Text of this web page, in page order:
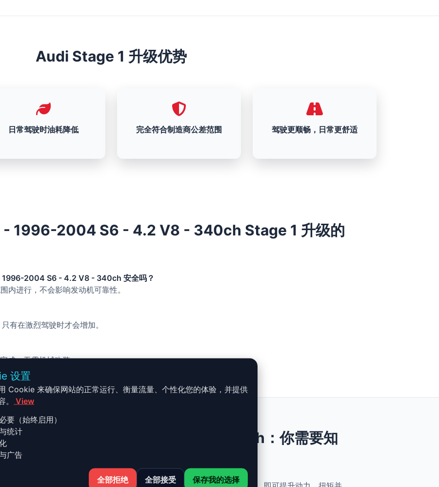
Audi Stage 1 升级优势
日常驾驶时油耗降低 完全符合制造商公差范围 驾驶更顺畅，日常更舒适
- 1996-2004 S6 - 4.2 V8 - 340ch Stage 1 升级的
1996-2004 S6 - 4.2 V8 - 340ch 安全吗？
内进行，不会影响发动机可靠性。
有在激烈驾驶时才会增加。
成，无需机械改装。
C5 - 1996-2004 S6 - 4.2 V8 - 340ch：你需要知
设置
Cookie 来确保网站的正常运行、衡量流量、个性化您的体验，并提供
。
View
要（始终启用）
统计
广告
全部拒绝 全部接受 保存我的选择